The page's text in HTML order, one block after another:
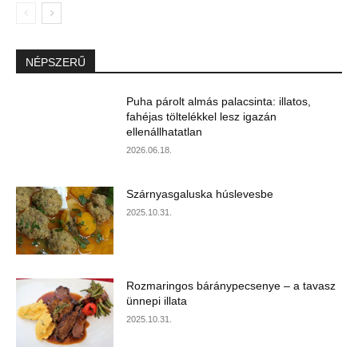
NÉPSZERŰ
Puha párolt almás palacsinta: illatos,
fahéjas töltelékkel lesz igazán
ellenállhatatlan
2026.06.18.
Szárnyasgaluska húslevesbe
2025.10.31.
Rozmaringos báránypecsenye – a tavasz
ünnepi illata
2025.10.31.